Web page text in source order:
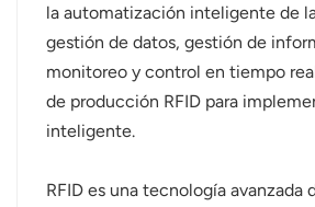
Türk
Ελληνικά
Polski
la automatización inteligente de
gestión de datos, gestión de
monitoreo y control en tiempo
de producción RFID para
inteligente.
RFID es una tecnología